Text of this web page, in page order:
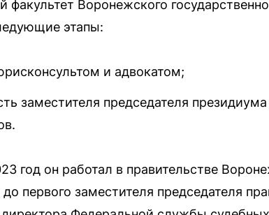
факультет Воронежского
этапы:
и адвокатом;
заместителя председателя
год он работал в правительстве
до первого заместителя председателя